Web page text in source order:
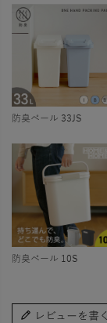
防臭ペール 33JS
防臭ペール 10S
レビューを書く